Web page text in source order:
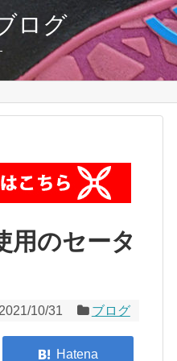
ログ
用のセータ
2021/10/31 ブログ